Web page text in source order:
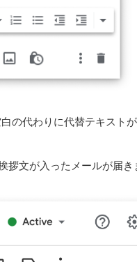
の代わりに代替テキスト
拶文が入ったメールが届き